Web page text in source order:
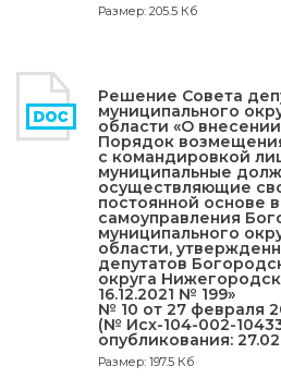
Размер: 205.5 Кб
Решение Совета
муниципального
области «О
Порядок
с командировкой
муниципальные
осуществляющие
постоянной основе
самоуправления
муниципального
области,
депутатов
округа
16.12.2021 № 199»
№ 10 от 27 февраля
(№ Исх-104-002-
опубликования:
Размер: 197.5 Кб